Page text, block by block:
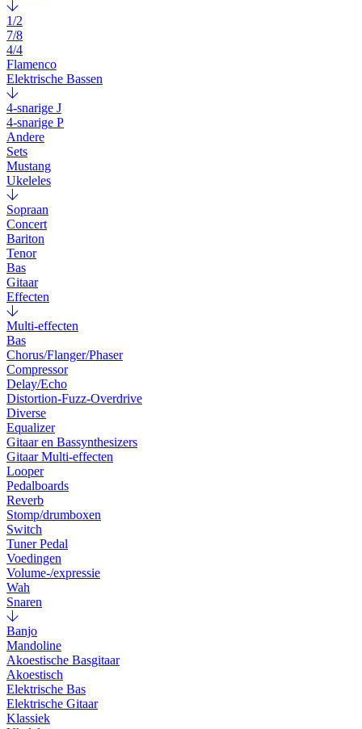
1/2
7/8
4/4
Flamenco
Elektrische Bassen
4-snarige J
4-snarige P
Andere
Sets
Mustang
Ukeleles
Sopraan
Concert
Bariton
Tenor
Bas
Gitaar
Effecten
Multi-effecten
Bas
Chorus/Flanger/Phaser
Compressor
Delay/Echo
Distortion-Fuzz-Overdrive
Diverse
Equalizer
Gitaar en Bassynthesizers
Gitaar Multi-effecten
Looper
Pedalboards
Reverb
Stomp/drumboxen
Switch
Tuner Pedal
Voedingen
Volume-/expressie
Wah
Snaren
Banjo
Mandoline
Akoestische Basgitaar
Akoestisch
Elektrische Bas
Elektrische Gitaar
Klassiek